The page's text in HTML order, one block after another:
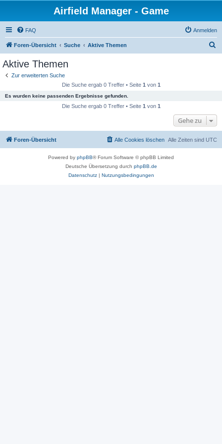
Airfield Manager - Game
FAQ Anmelden
Foren-Übersicht Suche Aktive Themen
Aktive Themen
Zur erweiterten Suche
Die Suche ergab 0 Treffer • Seite 1 von 1
Es wurden keine passenden Ergebnisse gefunden.
Die Suche ergab 0 Treffer • Seite 1 von 1
Gehe zu
Foren-Übersicht Alle Zeiten sind UTC
Alle Cookies löschen
Powered by phpBB® Forum Software © phpBB Limited
Deutsche Übersetzung durch phpBB.de
Datenschutz| Nutzungsbedingungen